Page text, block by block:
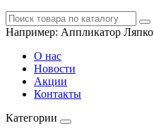
Например: Аппликатор Ляпко
О нас
Новости
Акции
Контакты
Категории